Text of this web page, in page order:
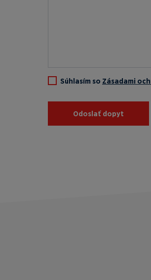
Súhlasím so Zásadami
Odoslať dopyt